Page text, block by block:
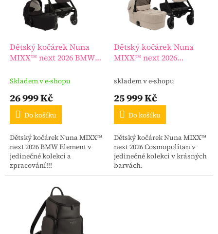
d
u
Dětský kočárek Nuna
MIXX™ next 2026 BMW
Skladem v e-shopu
26 999 Kč
Do košíku
Dětský kočárek Nuna MIXX™
next 2026 BMW Element v
jedinečné kolekci a
zpracování!!!
Dětský kočárek Nuna
MIXX™ next 2026
skladem v e-shopu
25 999 Kč
Do košíku
Dětský kočárek Nuna MIXX™
next 2026 Cosmopolitan v
jedinečné kolekci v krásných
barvách.